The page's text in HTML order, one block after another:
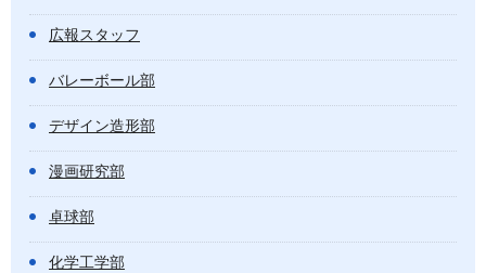
広報スタッフ
バレーボール部
デザイン造形部
漫画研究部
卓球部
化学工学部